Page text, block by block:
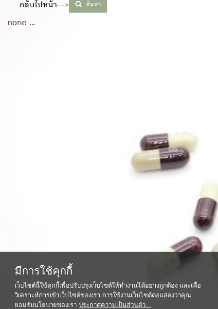
กลับไปหน้า--> ค้นหา
none ...
มีการใช้คุกกี้
เว็บไซต์นี้ใช้คุกกี้เพื่อปรับปรุงเว็บไซต์ให้ทำงานได้อย่างถูกต้อง และเพื่อ
วิเคราะห์การเข้าเว็บไซต์ของเรา การใช้งานเว็บไซต์ต่อแสดงว่าคุณ
ยอมรับนโยบายของเรา ประกาศความเป็นส่วนตัว...